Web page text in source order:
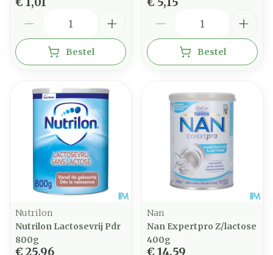
Bestel Bestel
Nutrilon
Nutrilon Lactosevrij Pdr
800g
€ 25,96
Nan
Nan Expertpro Z/lactose
400g
€ 14,59